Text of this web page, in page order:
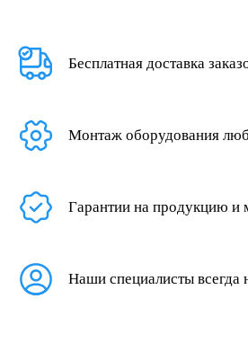
Бесплатная доставка
Монтаж оборудования
Гарантии на продукцию и
Наши специалисты всегда